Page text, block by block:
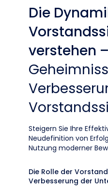
Die
verstehen –
Steigern Sie Ihre
Neudefinition von
Nutzung moderner
Die Rolle der
Verbesserung der